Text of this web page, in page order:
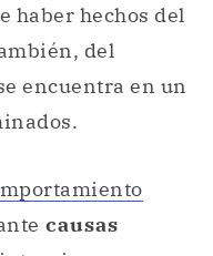
haber hechos del
del
encuentra en un
causas